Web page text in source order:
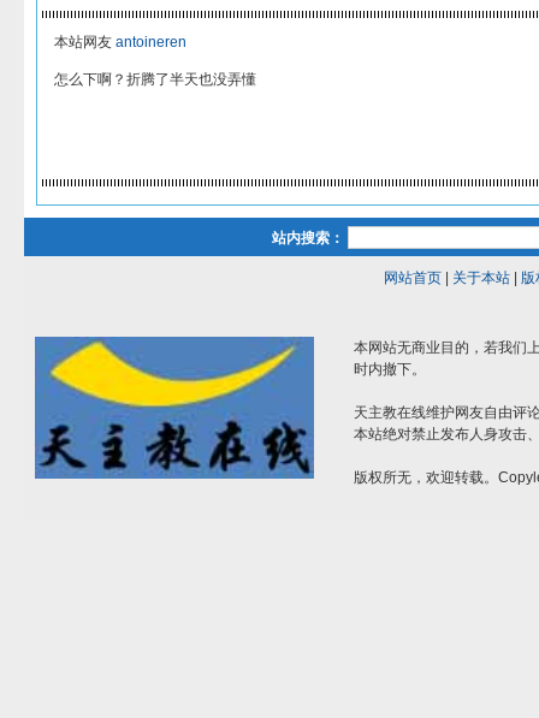
本站网友 antoineren
怎么下啊？折腾了半天也没弄懂
站内搜索：
网站首页| 关于本站| 版
本网站无商业目的，若我们
时内撤下。
天主教在线维护网友自由评
本站绝对禁止发布人身攻击
版权所无，欢迎转载。